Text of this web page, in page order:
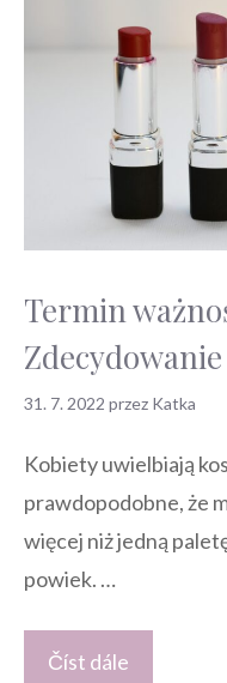
Termin
31. 7. 2022 przez Katka
Kobiety uwielbiają
prawdopodobne, że
więcej niż jedną
powiek. …
Číst dále